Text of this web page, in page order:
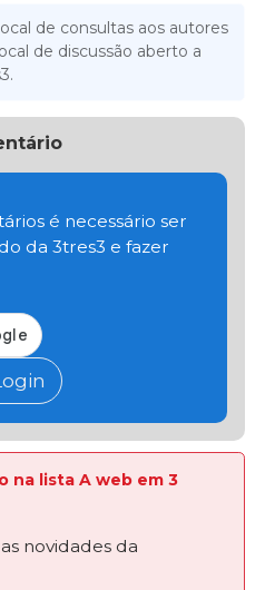
de consultas aos autores
de discussão aberto a
é necessário ser
da 3tres3 e fazer
na lista A web em 3
novidades da